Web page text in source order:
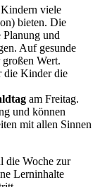
viele
bieten. Die
und
Auf gesunde
Wert.
die Kinder die
am Freitag.
und können
mit allen Sinnen
die Woche zur
Lerninhalte